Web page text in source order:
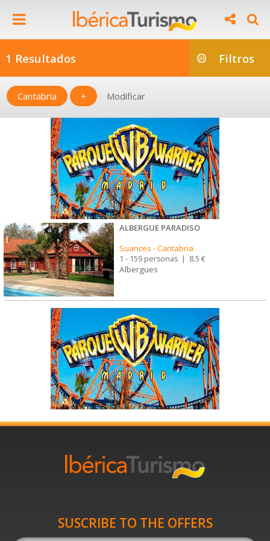
1 Resultados Filtros
Cantabria + Modificar
ALBERGUE PARADISO
Suances -Cantabria
1 - 159 personas | 8.5 €
Albergues
SUSCRIBE TO THE OFFERS